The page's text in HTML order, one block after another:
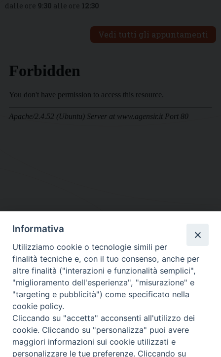
dalle ore 9:30 alle ore 12:30
Vedi tutti gli appuntamenti
DIOCESI SUBURBICARIA DI ALBANO
Contatti:Tel.: 06.93268401 - Fax.: 06.9323844
E-mail:curia@diocesidialbano.it
Orari: dal Lunedì al Venerdì Ore: 9:00 - 13:00
Lunedì, Mercoledì e Venerdì, Ore 9:30 - 12:30
Informativa
Utilizziamo cookie o tecnologie simili per
finalità tecniche e, con il tuo consenso, anche per
altre finalità ("interazioni e funzionalità semplici",
"miglioramento dell'esperienza", "misurazione" e
"targeting e pubblicità") come specificato nella
cookie policy.
Cliccando su "accetta" acconsenti all'utilizzo dei
cookie. Cliccando su "personalizza" puoi avere
maggiori informazioni sui cookie utilizzati e
personalizzare le tue preferenze. Cliccando su